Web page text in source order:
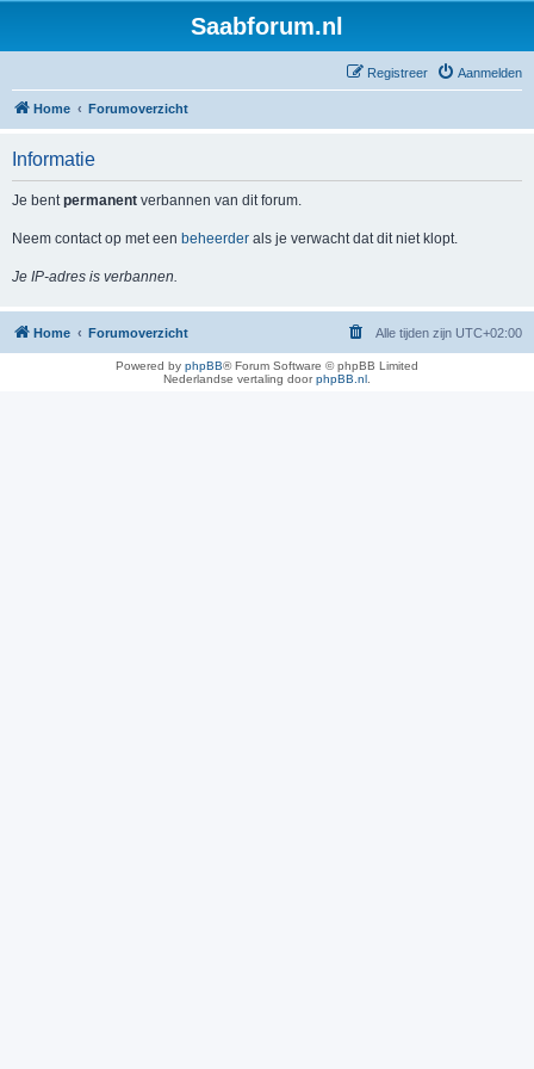
Saabforum.nl
Aanmelden
Registreer
Home Forumoverzicht
Informatie
Je bentpermanent verbannen van dit forum.
Neem contact op met een beheerder als je verwacht dat dit niet klopt.
Je IP-adres is verbannen.
Home Forumoverzicht Alle tijden zijn UTC+02:00
Powered by phpBB® Forum Software © phpBB Limited
Nederlandse vertaling doorphpBB.nl